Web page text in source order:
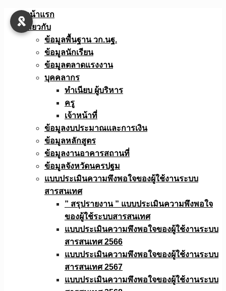
Skip
หน้าแรก
เกี่ยวกับ
ข้อมูลพื้นฐาน วก.นฐ.
ข้อมูลนักเรียน
ข้อมูลตลาดแรงงาน
บุคคลากร
ทำเนียบ ผู้บริหาร
ครู
เจ้าหน้าที่
ข้อมูลงบประมาณเเละการเงิน
ข้อมูลหลักสูตร
ข้อมูลงานอาคารสถานที่
ข้อมูลจังหวัดนครปฐม
แบบประเมินความพึงพอใจของผู้ใช้งานระบบ
สารสนเทศ
” สรุปรายงาน ” แบบประเมินความพึงพอใจ
ของผู้ใช้ระบบสารสนเทศ
แบบประเมินความพึงพอใจของผู้ใช้งานระบบ
สารสนเทศ 2566
แบบประเมินความพึงพอใจของผู้ใช้งานระบบ
สารสนเทศ 2567
แบบประเมินความพึงพอใจของผู้ใช้งานระบบ